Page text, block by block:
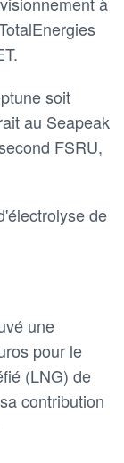
soit
au Seapeak
FSRU,
de
une
pour le
(LNG) de
contribution